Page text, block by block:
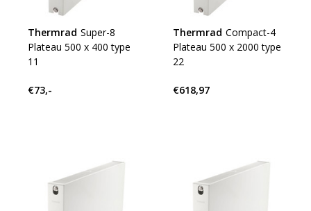
Thermrad Super-8
Plateau 500 x 400 type
11
€73,-
Thermrad Compact-4
Plateau 500 x 2000 type
22
€618,97